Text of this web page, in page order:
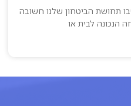
תחושת הביטחון שלנו חשובה
הנכונה לבית או